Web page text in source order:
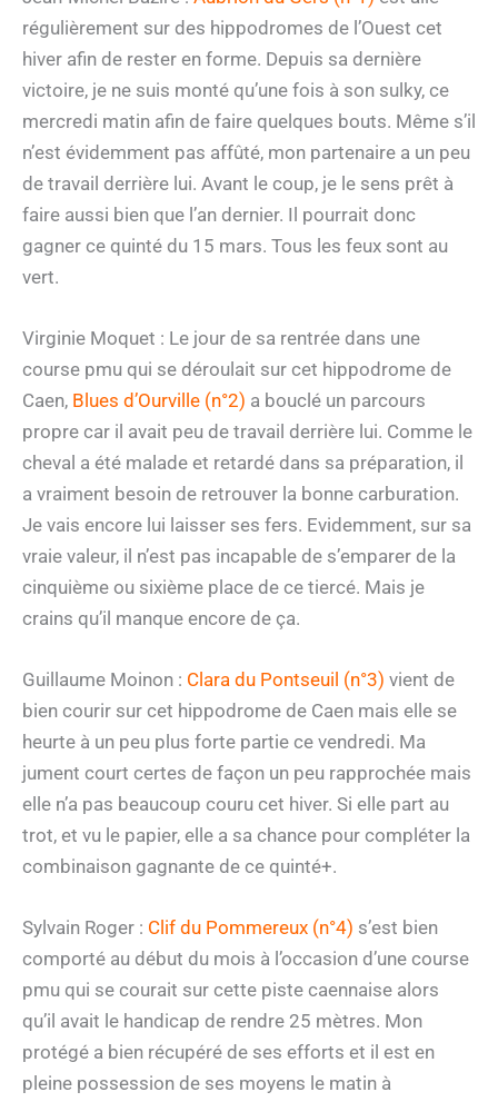
régulièrement sur des hippodromes de l’Ouest cet
hiver afin de rester en forme. Depuis sa dernière
victoire, je ne suis monté qu’une fois à son sulky, ce
mercredi matin afin de faire quelques bouts. Même s’il
n’est évidemment pas affûté, mon partenaire a un peu
de travail derrière lui. Avant le coup, je le sens prêt à
faire aussi bien que l’an dernier. Il pourrait donc
gagner ce quinté du 15 mars. Tous les feux sont au
vert.
Virginie Moquet : Le jour de sa rentrée dans une
course pmu qui se déroulait sur cet hippodrome de
Caen, Blues d’Ourville (n°2) a bouclé un parcours
propre car il avait peu de travail derrière lui. Comme le
cheval a été malade et retardé dans sa préparation, il
a vraiment besoin de retrouver la bonne carburation.
Je vais encore lui laisser ses fers. Evidemment, sur sa
vraie valeur, il n’est pas incapable de s’emparer de la
cinquième ou sixième place de ce tiercé. Mais je
crains qu’il manque encore de ça.
Guillaume Moinon : Clara du Pontseuil (n°3) vient de
bien courir sur cet hippodrome de Caen mais elle se
heurte à un peu plus forte partie ce vendredi. Ma
jument court certes de façon un peu rapprochée mais
elle n’a pas beaucoup couru cet hiver. Si elle part au
trot, et vu le papier, elle a sa chance pour compléter la
combinaison gagnante de ce quinté+.
Sylvain Roger : Clif du Pommereux (n°4) s’est bien
comporté au début du mois à l’occasion d’une course
pmu qui se courait sur cette piste caennaise alors
qu’il avait le handicap de rendre 25 mètres. Mon
protégé a bien récupéré de ses efforts et il est en
pleine possession de ses moyens le matin à